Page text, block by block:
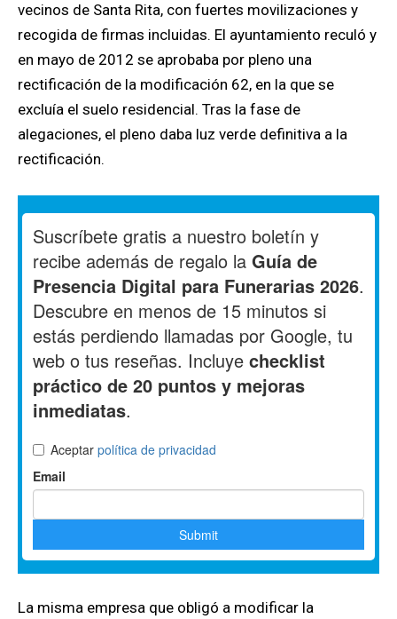
vecinos de Santa Rita, con fuertes movilizaciones y
recogida de firmas incluidas. El ayuntamiento reculó y
en mayo de 2012 se aprobaba por pleno una
rectificación de la modificación 62, en la que se
excluía el suelo residencial. Tras la fase de
alegaciones, el pleno daba luz verde definitiva a la
rectificación.
La misma empresa que obligó a modificar la